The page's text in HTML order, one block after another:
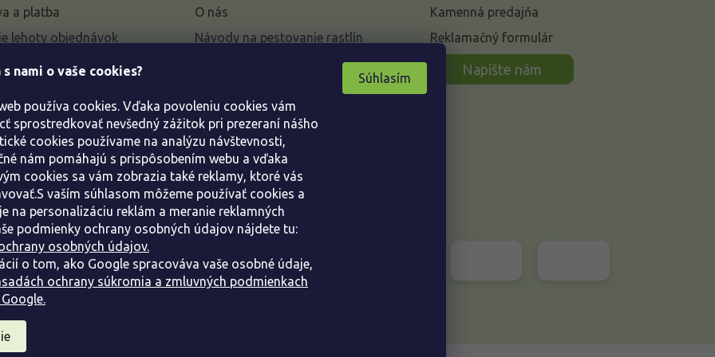
nami o vaše cookies?
používa cookies. Vďaka povoleniu cookies vám
sprostredkovať nevšedný zážitok pri prezeraní nášho
cookies používame na analýzu návštevnosti,
nám pomáhajú s prispôsobením webu a vďaka
cookies sa vám zobrazia také reklamy, ktoré vás
vaším súhlasom môžeme používať cookies a
na personalizáciu reklám a meranie reklamných
podmienky ochrany osobných údajov nájdete tu:
osobných údajov.
o tom, ako Google spracováva vaše osobné údaje,
ochrany súkromia a zmluvných podmienkach
Súhlasím
a platba
lehoty objednávok
k parametrom a
rastlín
od kúpnej zmluvy
o ochrane osobných
podmienky
O nás
Návody na pestovanie rastlín
Kamenná predajňa
Reklamačný formulár
Napíšte nám
vyhradené.